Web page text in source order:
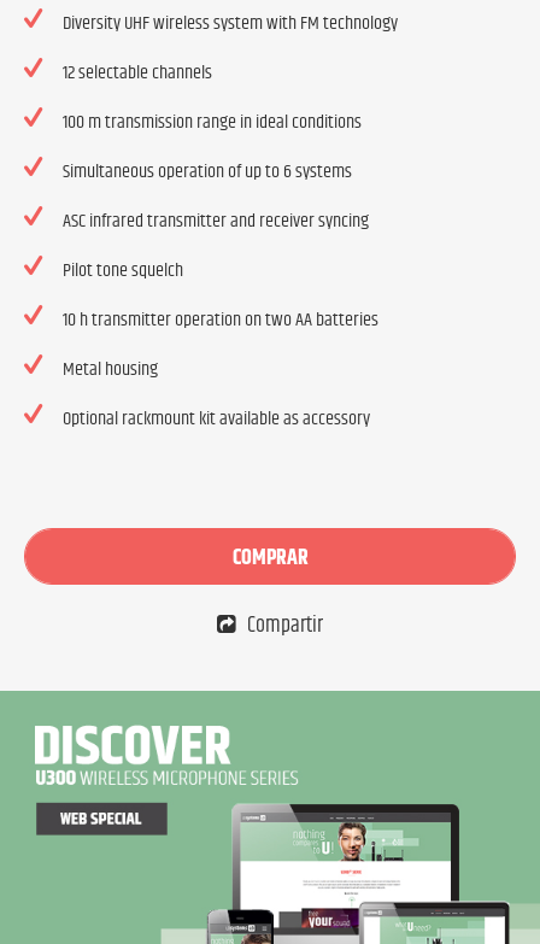
Diversity UHF wireless system with FM technology
12 selectable channels
100 m transmission range in ideal conditions
Simultaneous operation of up to 6 systems
ASC infrared transmitter and receiver syncing
Pilot tone squelch
10 h transmitter operation on two AA batteries
Metal housing
Optional rackmount kit available as accessory
COMPRAR
Compartir